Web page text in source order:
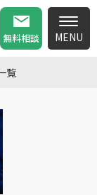
無料相談
覧